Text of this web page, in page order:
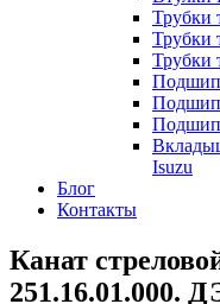
Трубки
Трубки
Трубки
Isuzu
Блог
Контакты
Канат
251.16.01.000.